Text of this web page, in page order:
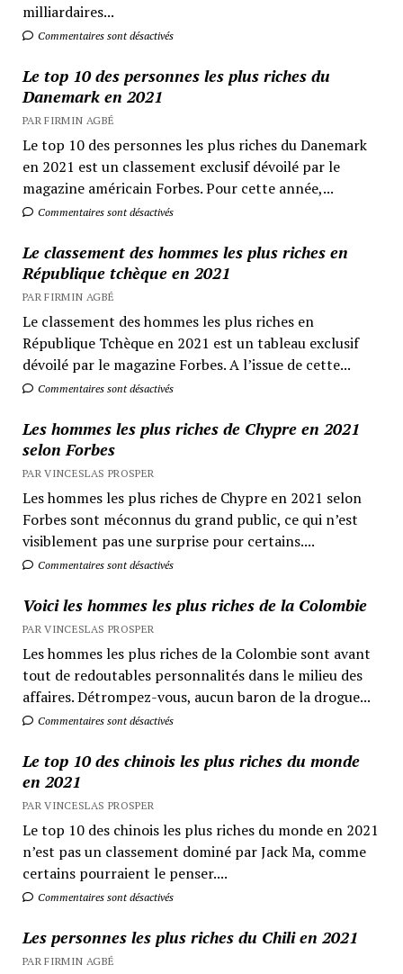
milliardaires...
Commentaires sont désactivés
Le top 10 des personnes les plus riches du
Danemark en 2021
PAR FIRMIN AGBÉ
Le top 10 des personnes les plus riches du Danemark
en 2021 est un classement exclusif dévoilé par le
magazine américain Forbes. Pour cette année,...
Commentaires sont désactivés
Le classement des hommes les plus riches en
République tchèque en 2021
PAR FIRMIN AGBÉ
Le classement des hommes les plus riches en
République Tchèque en 2021 est un tableau exclusif
dévoilé par le magazine Forbes. A l’issue de cette...
Commentaires sont désactivés
Les hommes les plus riches de Chypre en 2021
selon Forbes
PAR VINCESLAS PROSPER
Les hommes les plus riches de Chypre en 2021 selon
Forbes sont méconnus du grand public, ce qui n’est
visiblement pas une surprise pour certains....
Commentaires sont désactivés
Voici les hommes les plus riches de la Colombie
PAR VINCESLAS PROSPER
Les hommes les plus riches de la Colombie sont avant
tout de redoutables personnalités dans le milieu des
affaires. Détrompez-vous, aucun baron de la drogue...
Commentaires sont désactivés
Le top 10 des chinois les plus riches du monde
en 2021
PAR VINCESLAS PROSPER
Le top 10 des chinois les plus riches du monde en 2021
n’est pas un classement dominé par Jack Ma, comme
certains pourraient le penser....
Commentaires sont désactivés
Les personnes les plus riches du Chili en 2021
PAR FIRMIN AGBÉ